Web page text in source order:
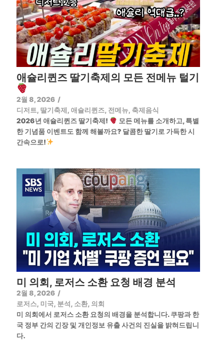
애슐리퀸즈 딸기축제의 모든 전메뉴 털기
2월 8, 2026 /
디저트, 딸기축제, 애슐리퀸즈, 전메뉴, 축제음식
2026년 애슐리퀸즈 딸기축제!
모든 메뉴를 소개하고, 특별
한 기념품 이벤트도 함께 해볼까요? 달콤한 딸기로 가득한 시
간속으로!
미 의회, 로저스 소환 요청 배경 분석
2월 8, 2026 /
로저스, 미국, 분석, 소환, 의회
미 의회에서 로저스 소환 요청의 배경을 분석합니다. 쿠팡과 한
국 정부 간의 긴장 및 개인정보 유출 사건의 진실을 밝혀드립니
다.